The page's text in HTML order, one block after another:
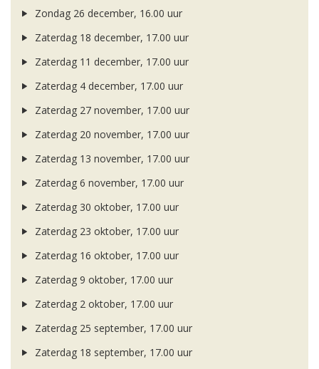
Zondag 26 december, 16.00 uur
Zaterdag 18 december, 17.00 uur
Zaterdag 11 december, 17.00 uur
Zaterdag 4 december, 17.00 uur
Zaterdag 27 november, 17.00 uur
Zaterdag 20 november, 17.00 uur
Zaterdag 13 november, 17.00 uur
Zaterdag 6 november, 17.00 uur
Zaterdag 30 oktober, 17.00 uur
Zaterdag 23 oktober, 17.00 uur
Zaterdag 16 oktober, 17.00 uur
Zaterdag 9 oktober, 17.00 uur
Zaterdag 2 oktober, 17.00 uur
Zaterdag 25 september, 17.00 uur
Zaterdag 18 september, 17.00 uur